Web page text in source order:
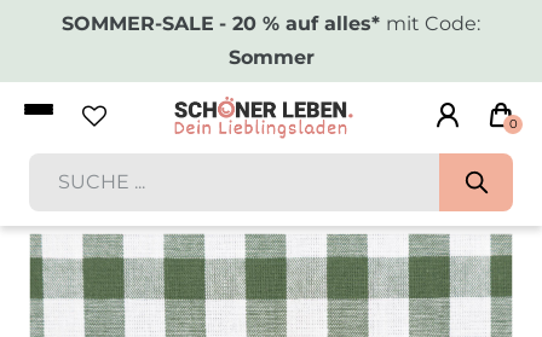
SOMMER-SALE - 20 % auf alles* mit Code:
Sommer
0